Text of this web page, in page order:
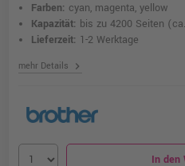
Farben: cyan, magenta, yellow
Kapazität: bis zu 4200 Seiten
Lieferzeit: 1-2 Werktage
mehr Details chevron_right
In den